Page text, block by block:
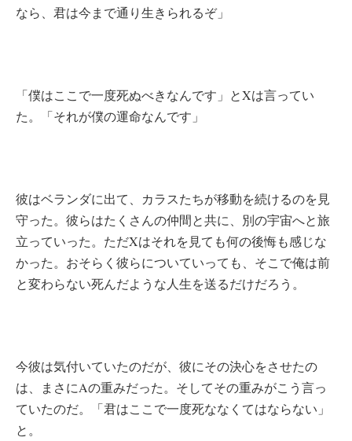
なら、君は今まで通り生きられるぞ」
「僕はここで一度死ぬべきなんです」とXは言ってい
た。「それが僕の運命なんです」
彼はベランダに出て、カラスたちが移動を続けるのを見
守った。彼らはたくさんの仲間と共に、別の宇宙へと旅
立っていった。ただXはそれを見ても何の後悔も感じな
かった。おそらく彼らについていっても、そこで俺は前
と変わらない死んだような人生を送るだけだろう。
今彼は気付いていたのだが、彼にその決心をさせたの
は、まさにAの重みだった。そしてその重みがこう言っ
ていたのだ。「君はここで一度死ななくてはならない」
と。